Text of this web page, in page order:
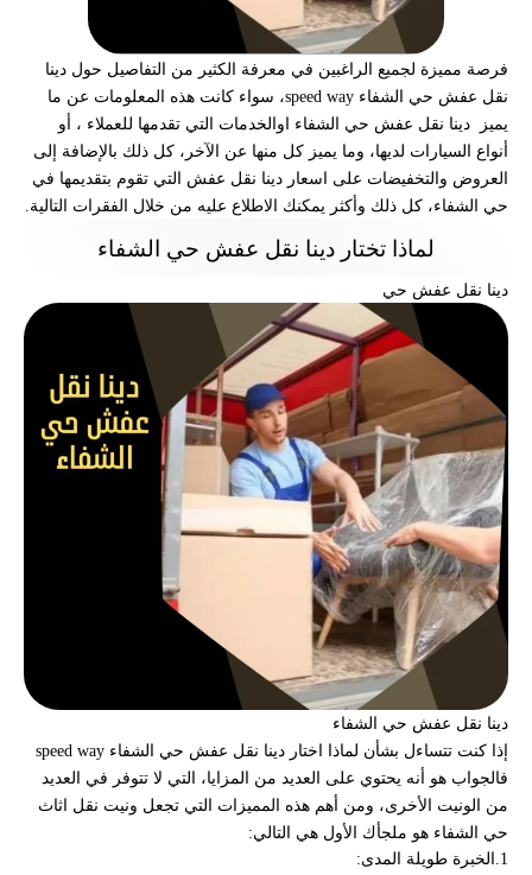
فرصة مميزة لجميع الراغبين في معرفة الكثير من التفاصيل حول دينا
نقل عفش حي الشفاء
speed way، سواء كانت هذه المعلومات عن ما
يميز دينا نقل عفش حي الشفاء او الخدمات التي تقدمها للعملاء ، أو
أنواع السيارات لديها، وما يميز كل منها عن الآخر، كل ذلك بالإضافة إلى
العروض والتخفيضات على اسعار دينا نقل عفش التي تقوم بتقديمها في
حي الشفاء، كل ذلك وأكثر يمكنك الاطلاع عليه من خلال الفقرات التالية.
لماذا تختار دينا نقل عفش حي الشفاء
دينا نقل عفش حي
دينا نقل عفش حي الشفاء
إذا كنت تتساءل بشأن لماذا اختار دينا نقل عفش حي الشفاء speed way
فالجواب هو أنه يحتوي على العديد من المزايا، التي لا تتوفر في العديد
من الونيت الأخرى، ومن أهم هذه المميزات التي تجعل ونيت نقل اثاث
حي الشفاء هو ملجأك الأول هي التالي:
1.الخبرة طويلة المدى: